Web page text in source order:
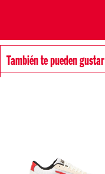
También te pueden gustar